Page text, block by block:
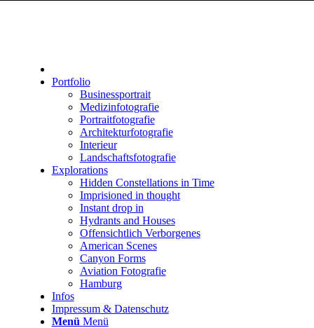
Portfolio
Businessportrait
Medizinfotografie
Portraitfotografie
Architekturfotografie
Interieur
Landschaftsfotografie
Explorations
Hidden Constellations in Time
Imprisioned in thought
Instant drop in
Hydrants and Houses
Offensichtlich Verborgenes
American Scenes
Canyon Forms
Aviation Fotografie
Hamburg
Infos
Impressum & Datenschutz
Menü Menü